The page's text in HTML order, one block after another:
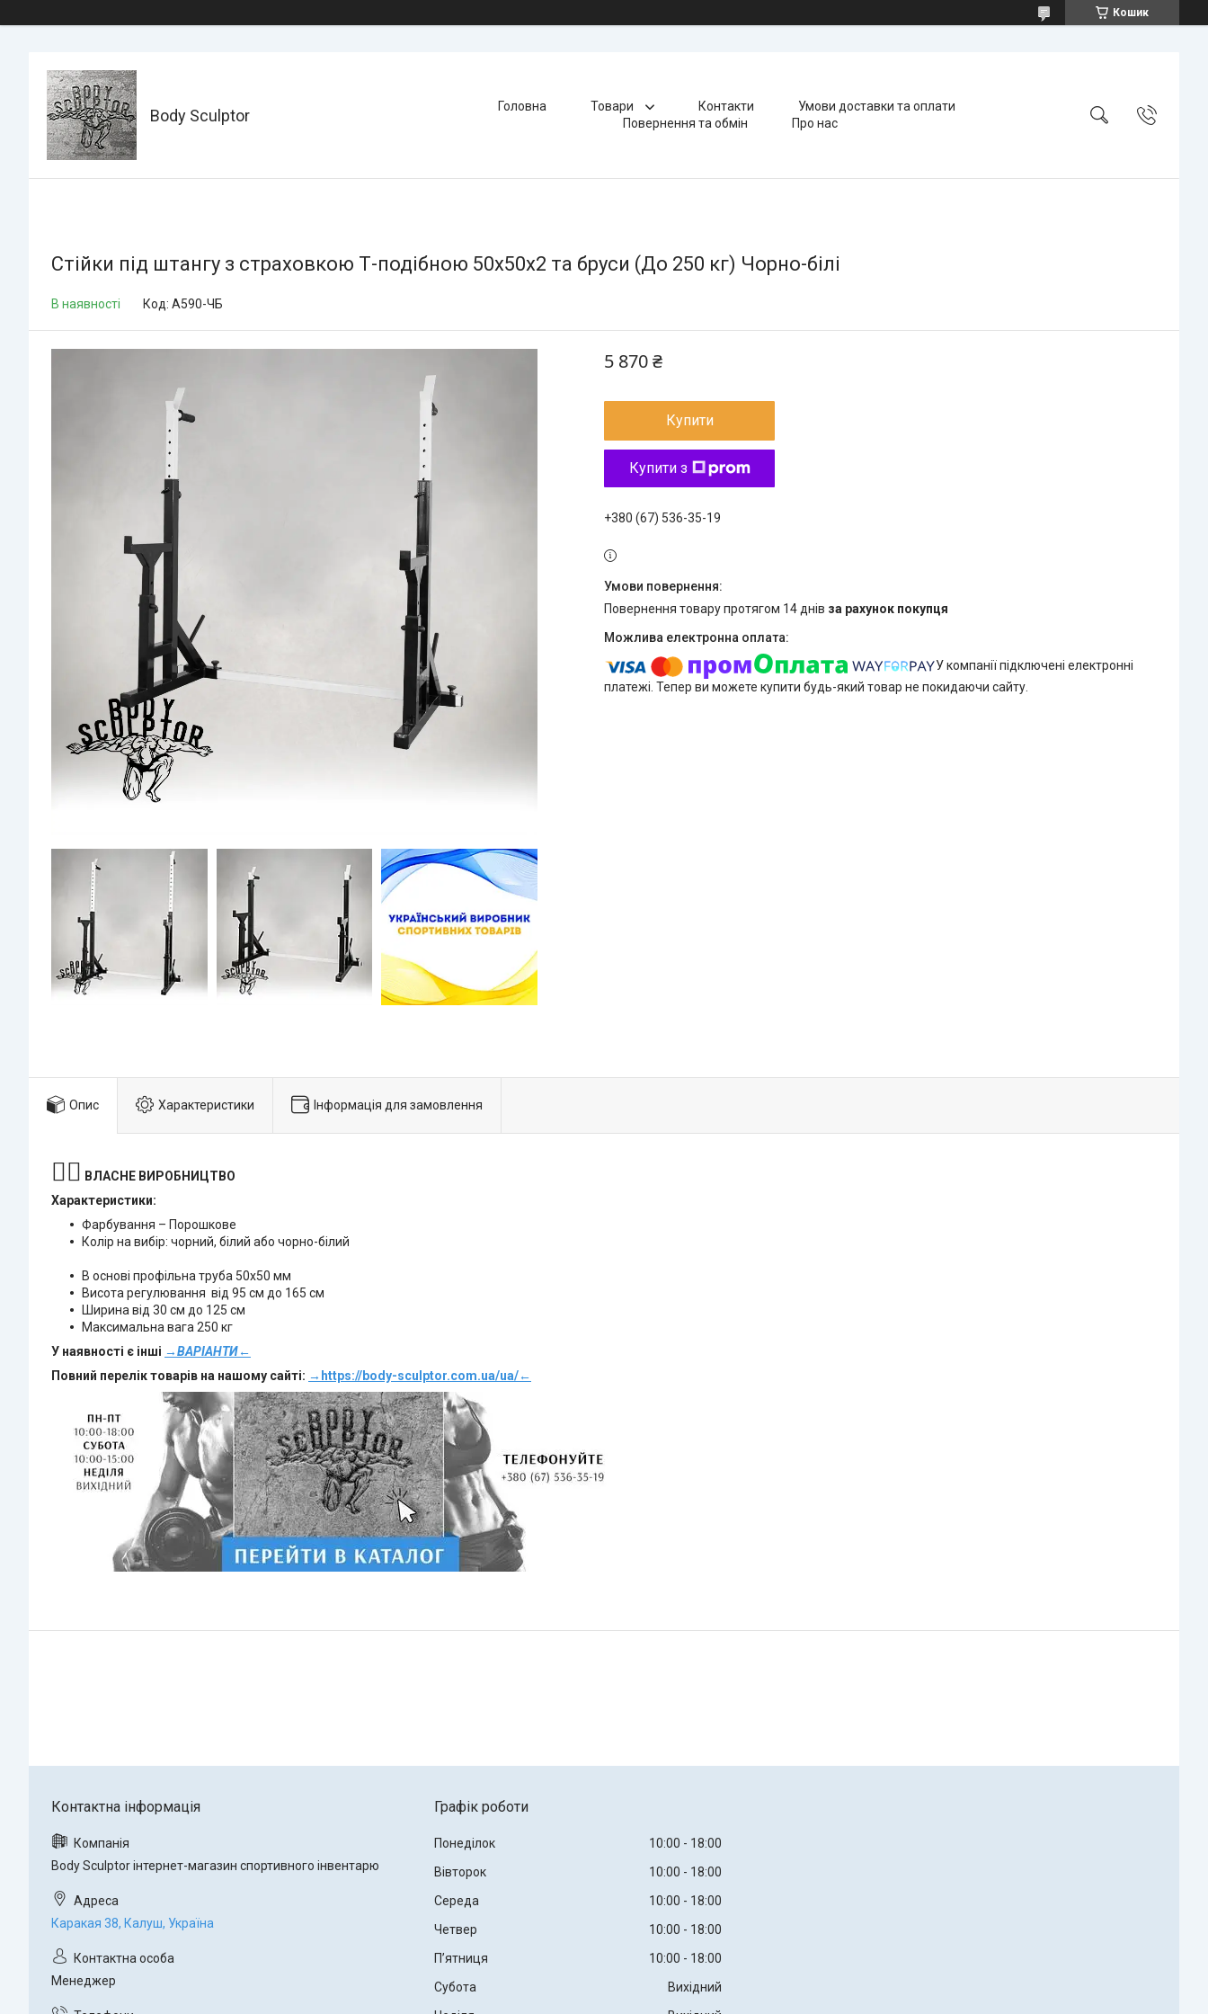
Кошик
Body Sculptor Головна Товари Контакти
Умови доставки та оплати
Повернення та обмін
Про нас
Стійки під штангу з страховкою Т-подібною 50х50х2 та бруси (До 250 кг) Чорно-білі
В наявності Код: А590-ЧБ
5 870 ₴
Купити
Купити з
+380 (67) 536-35-19
повернення товару протягом 14 днів за рахунок покупця
У компанії підключені електронні
платежі. Тепер ви можете купити будь-який товар не покидаючи сайту.
Опис Характеристики Інформація для замовлення
🏋️‍♂️ ВЛАСНЕ ВИРОБНИЦТВО
Характеристики:
Фарбування – Порошкове
Колір на вибір: чорний, білий або чорно-білий
В основі профільна труба 50х50 мм
Висота регулювання від 95 см до 165 см
Ширина від 30 см до 125 см
Максимальна вага 250 кг
У наявності є інші →ВАРІАНТИ←
Повний перелік товарів на нашому сайті: → https://body-sculptor.com.ua/ua/←
Body Sculptor інтернет-магазин спортивного інвентарю
Каракая 38, Калуш, Україна
Менеджер
Графік роботи
Понеділок 10:00
18:00
Вівторок
10:00
18:00
Середа
10:00
18:00
Четвер
10:00
18:00
Пʼятниця
10:00
18:00
Субота
Вихідний